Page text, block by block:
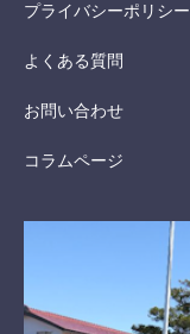
プライバシーポリシー
よくある質問
お問い合わせ
コラムページ